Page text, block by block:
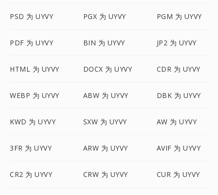
PSD 为 UYVY PGX 为 UYVY PGM 为 UYVY
PDF 为 UYVY BIN 为 UYVY JP2 为 UYVY
HTML 为 UYVY DOCX 为 UYVY CDR 为 UYVY
WEBP 为 UYVY ABW 为 UYVY DBK 为 UYVY
KWD 为 UYVY SXW 为 UYVY AW 为 UYVY
3FR 为 UYVY ARW 为 UYVY AVIF 为 UYVY
CR2 为 UYVY CRW 为 UYVY CUR 为 UYVY